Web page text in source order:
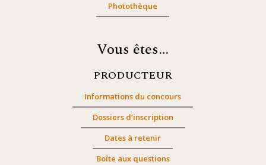
Photothèque
Vous êtes…
PRODUCTEUR
Informations du concours
Dossiers d’inscription
Dates à retenir
Boîte aux questions